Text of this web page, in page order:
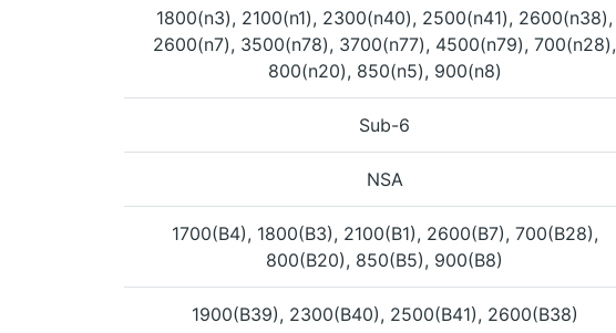
1800(n3), 2100(n1), 2300(n40), 2500(n41), 2600(n38),
2600(n7), 3500(n78), 3700(n77), 4500(n79), 700(n28),
800(n20), 850(n5), 900(n8)
Sub-6
NSA
1700(B4), 1800(B3), 2100(B1), 2600(B7), 700(B28),
800(B20), 850(B5), 900(B8)
1900(B39), 2300(B40), 2500(B41), 2600(B38)